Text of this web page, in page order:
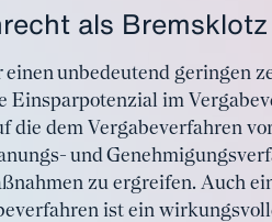
als
unbedeutend geringen
Einsparpotenzial im
die dem Vergabeverfahren
und
zu ergreifen. Auch
ist ein